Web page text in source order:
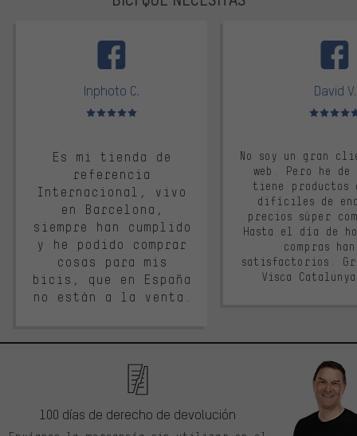
Inphoto C.
Valoración media: 5 de 5
Es mi tienda de
referencia
Internacional, vivo
en Barcelona,
siempre han cumplido
y he podido comprar
cosas para mis
bicis, que en España
no están a la venta.
David V.
Valoración
No soy un gran
web. Pero he
tiene productos
difíciles de
precios súper
Hasta el día de
compras
satisfactorios.
Visca
100 días de derecho de devolución